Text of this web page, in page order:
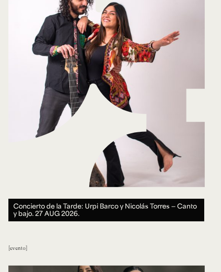
Concierto de la Tarde: Urpi Barco y Nicolás Torres — Canto
y bajo.27 AUG 2026.
evento